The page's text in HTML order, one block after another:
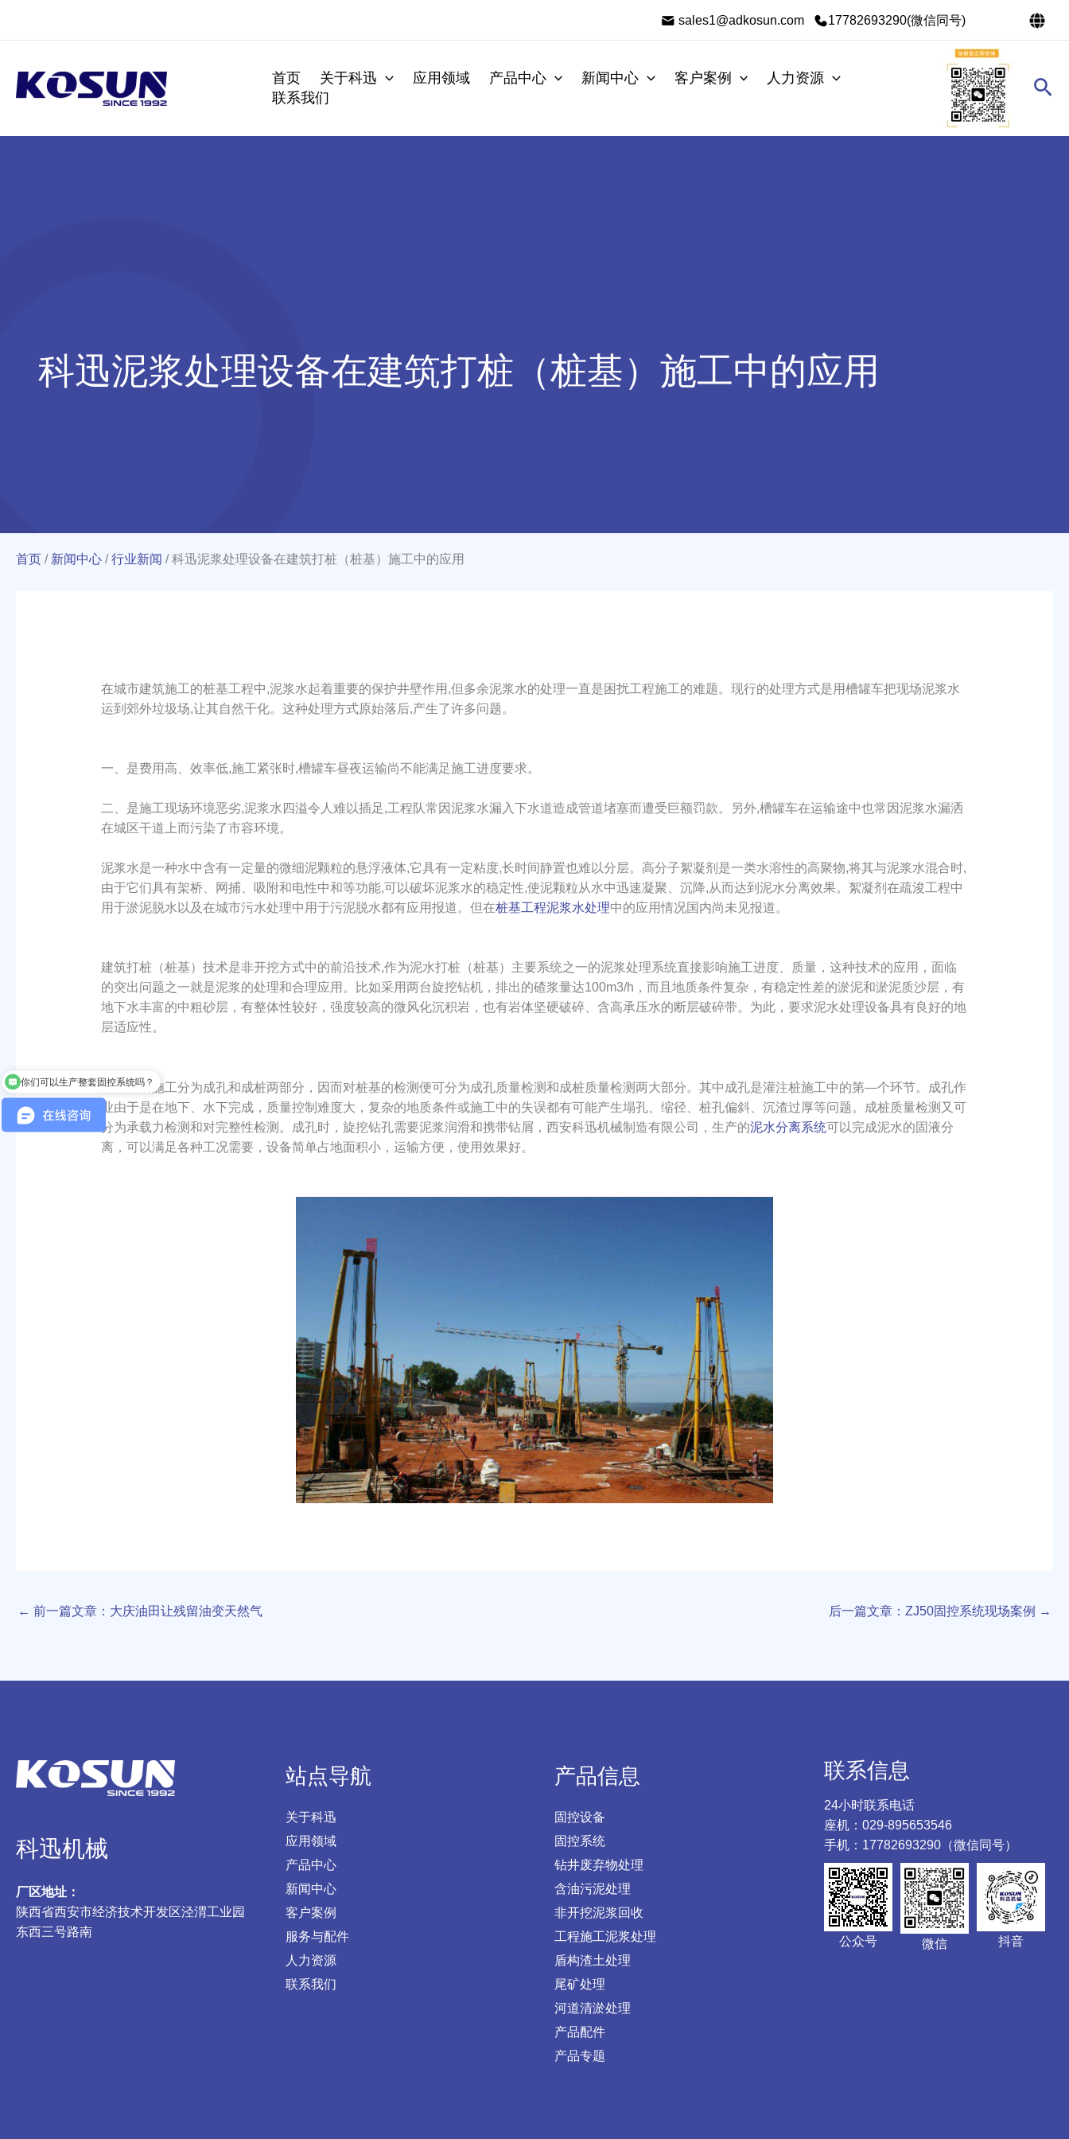
sales1@adkosun.com 17782693290(微信同号)
首页 关于科迅 应用领域 产品中心 新闻中心 客户案例
人力资源
联系我们
搜
科迅泥浆处理设备在建筑打桩（桩基）施工中的应用
首页 / 新闻中心 /行业新闻 /科迅泥浆处理设备在建筑打桩（桩基）施工中的应用
在城市建筑施工的桩基工程中,泥浆水起着重要的保护井壁作用,但多余泥浆水的处理一直是困扰工程施工的难题。现行的处理方式是用槽罐车把现场泥浆水
运到郊外垃圾场,让其自然干化。这种处理方式原始落后,产生了许多问题。
一、是费用高、效率低,施工紧张时,槽罐车昼夜运输尚不能满足施工进度要求。
二、是施工现场环境恶劣,泥浆水四溢令人难以插足,工程队常因泥浆水漏入下水道造成管道堵塞而遭受巨额罚款。另外,槽罐车在运输途中也常因泥浆水漏洒
在城区干道上而污染了市容环境。
泥浆水是一种水中含有一定量的微细泥颗粒的悬浮液体,它具有一定粘度,长时间静置也难以分层。高分子絮凝剂是一类水溶性的高聚物,将其与泥浆水混合时,
由于它们具有架桥、网捕、吸附和电性中和等功能,可以破坏泥浆水的稳定性,使泥颗粒从水中迅速凝聚、沉降,从而达到泥水分离效果。絮凝剂在疏浚工程中
用于淤泥脱水以及在城市污水处理中用于污泥脱水都有应用报道。但在桩基工程泥浆水处理中的应用情况国内尚未见报道。
建筑打桩（桩基）技术是非开挖方式中的前沿技术,作为泥水打桩（桩基）主要系统之一的泥浆处理系统直接影响施工进度、质量，这种技术的应用，面临
的突出问题之一就是泥浆的处理和合理应用。比如采用两台旋挖钻机，排出的碴浆量达100m3/h，而且地质条件复杂，有稳定性差的淤泥和淤泥质沙层，有
地下水丰富的中粗砂层，有整体性较好，强度较高的微风化沉积岩，也有岩体坚硬破碎、含高承压水的断层破碎带。为此，要求泥水处理设备具有良好的地
层适应性。
灌注桩的施工分为成孔和成桩两部分，因而对桩基的检测便可分为成孔质量检测和成桩质量检测两大部分。其中成孔是灌注桩施工中的第—个环节。成孔作
业由于是在地下、水下完成，质量控制难度大，复杂的地质条件或施工中的失误都有可能产生塌孔、缩径、桩孔偏斜、沉渣过厚等问题。成桩质量检测又可
分为承载力检测和对完整性检测。成孔时，旋挖钻孔需要泥浆润滑和携带钻屑，西安科迅机械制造有限公司，生产的泥水分离系统可以完成泥水的固液分
离，可以满足各种工况需要，设备简单占地面积小，运输方便，使用效果好。
← 前一篇文章：大庆油田让残留油变天然气 后一篇文章：ZJ50固控系统现场案例 →
科迅机械
厂区地址：
陕西省西安市经济技术开发区泾渭工业园
东西三号路南
站点导航
关于科迅
应用领域
产品中心
新闻中心
客户案例
服务与配件
人力资源
联系我们
产品信息
固控设备
固控系统
钻井废弃物处理
含油污泥处理
非开挖泥浆回收
工程施工泥浆处理
盾构渣土处理
尾矿处理
河道清淤处理
产品配件
产品专题
联系信息
24小时联系电话
座机：029-895653546
手机：17782693290（微信同号）
公众号 微信 抖音
你们有哪些固控设备？